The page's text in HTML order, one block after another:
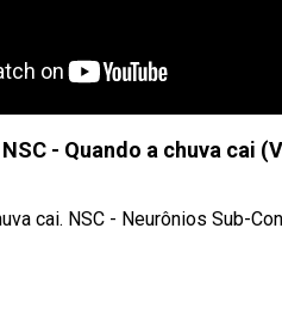
NSC - Quando a chuva cai
cai. NSC - Neurônios Sub-